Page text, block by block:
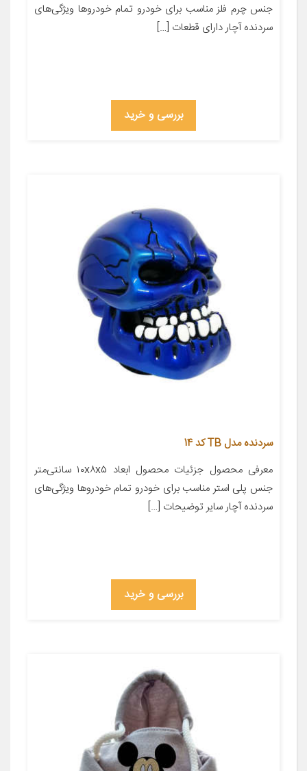
جنس چرم فلز مناسب برای خودرو تمام خودروها ویژگی‌های
سردنده آچار دارای قطعات […]
بررسی و خرید
سردنده مدل TB کد 14
معرفی محصول جزئیات محصول ابعاد ۱۰x۸x۵ سانتی‌متر
جنس پلی استر مناسب برای خودرو تمام خودروها ویژگی‌های
سردنده آچار سایر توضیحات […]
بررسی و خرید